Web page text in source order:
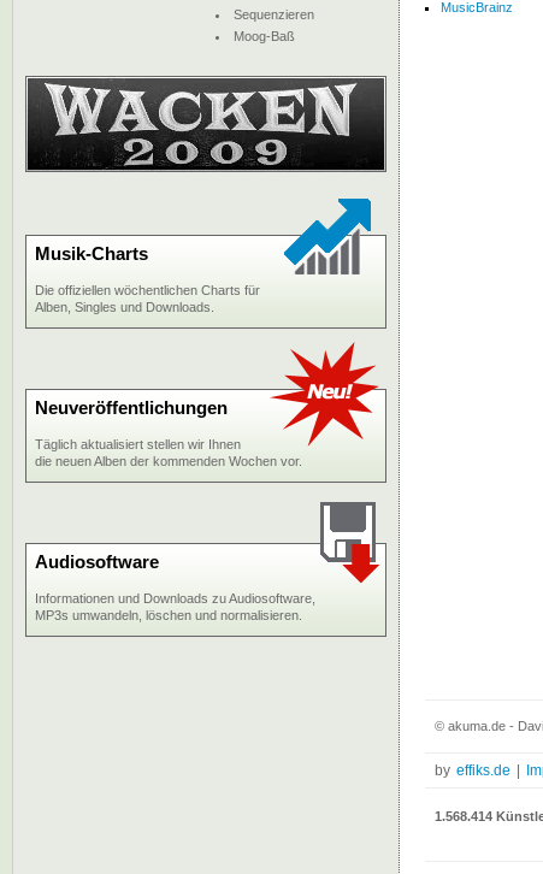
MusicBrainz
Sequenzieren
Moog-Baß
Musik-Charts
Die offiziellen wöchentlichen Charts für
Alben, Singles und Downloads.
Neuveröffentlichungen
Täglich aktualisiert stellen wir Ihnen
die neuen Alben der kommenden Wochen vor.
Audiosoftware
Informationen und Downloads zu Audiosoftware,
MP3s umwandeln, löschen und normalisieren.
© akuma.de -
by effiks.de
1.568.414